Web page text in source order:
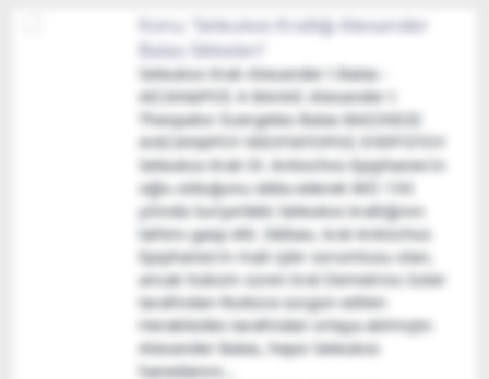
Konu 'Kapadokya Krallığı Ariarathes V
Eusebes Sikkeleri'
Kapadokya Kralı Ariarathes V Eusebes
Philopator Sikkeleri ΒΑΣΙΛΕΩΣ ΑΡΙΑΡΑΘOV
EVΣEBOVΣ ΦΙΛΟΠΑΤΩΡ - MÖ 163 - 130
Saltanatı Kapadokya krallığının zirvesini
görmüş Helenizm'in savunucusu olan,
Kapadokya kralı IV. Ariarathes ve kraliçe
Antiokhis'in oğlu Ariarathes V Eusebes
Philopator. Kapadokya'nın kraliçesi
statüsünü korumak için çaresiz kalan,
görünüşte kısır olan kraliçe Antiokhis,
kocası Kral IV Ariarathes'e Ariarathes ve
Orophernes adında iki sahte oğul vermiştir.
Bunlar Kapadokya...
ΑΓΗΣΙΛΑΟΣ 3 Nis 2024